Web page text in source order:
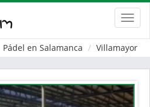
Pádel en Salamanca Villamayor